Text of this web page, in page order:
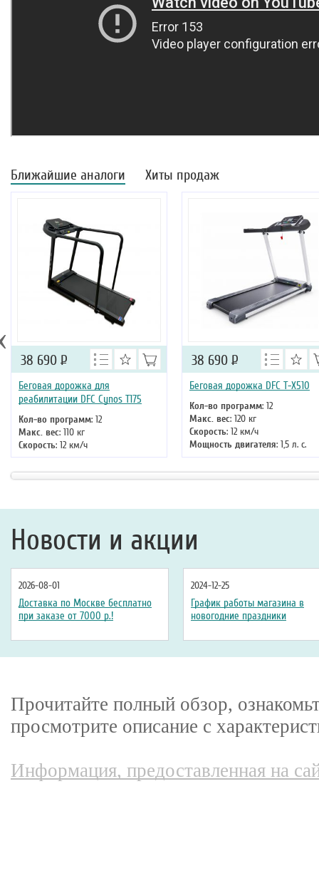
Ближайшие аналоги Хиты продаж
Беговая дорожка для
реабилитации DFC Cynos T175
Кол-во программ: 12
Макс. вес: 110 кг
Скорость: 12 км/ч
Мощность двигателя: 2 л.с.
Регулировка угла наклона:
ручная
38 690 Р
Беговая дорожка DFC T-X510
Кол-во программ: 12
Макс. вес: 120 кг
Скорость: 12 км/ч
Мощность двигателя: 1,5 л. с.
Регулировка угла наклона: нет
Длина бегового полотна: 121 см
38 690 Р
Новости и акции
2026-08-01
Доставка по Москве бесплатно
при заказе от 7000 р.!
2024-12-25
График работы магазина в
новогодние праздники
Прочитайте полный обзор,
просмотрите описание с
Информация, предоставленная на